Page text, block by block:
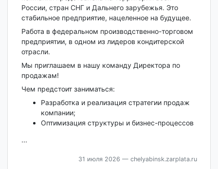
России, стран СНГ и Дальнего зарубежья. Это
стабильное предприятие, нацеленное на будущее.
Работа в федеральном производственно-торговом
предприятии, в одном из лидеров кондитерской
отрасли.
Мы приглашаем в нашу команду Директора по
продажам!
Чем предстоит заниматься:
Разработка и реализация стратегии продаж
компании;
Оптимизация структуры и бизнес-процессов
...
31 июля 2026 — chelyabinsk.zarplata.ru